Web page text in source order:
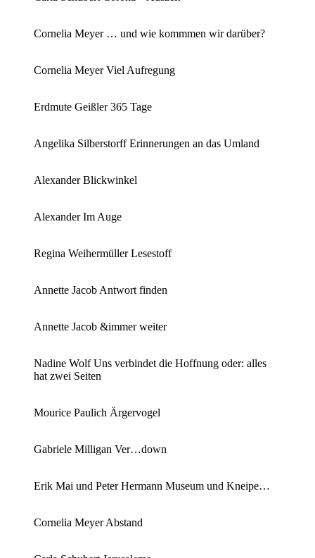
Cornelia Meyer … und wie kommmen wir darüber?
Cornelia Meyer Viel Aufregung
Erdmute Geißler 365 Tage
Angelika Silberstorff Erinnerungen an das Umland
Alexander Blickwinkel
Alexander Im Auge
Regina Weihermüller Lesestoff
Annette Jacob Antwort finden
Annette Jacob &immer weiter
Nadine Wolf Uns verbindet die Hoffnung oder: alles
hat zwei Seiten
Mourice Paulich Ärgervogel
Gabriele Milligan Ver…down
Erik Mai und Peter Hermann Museum und Kneipe…
Cornelia Meyer Abstand